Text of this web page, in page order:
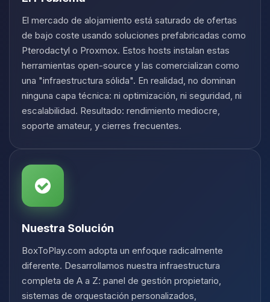
El mercado de alojamiento está saturado de ofertas
de bajo coste usando soluciones prefabricadas como
Pterodactyl o Proxmox. Estos hosts instalan estas
herramientas open-source y las comercializan como
una "infraestructura sólida". En realidad, no dominan
ninguna capa técnica: ni optimización, ni seguridad, ni
escalabilidad. Resultado: rendimiento mediocre,
soporte amateur, y cierres frecuentes.
Nuestra Solución
BoxToPlay.com adopta un enfoque radicalmente
diferente. Desarrollamos nuestra infraestructura
completa de A a Z: panel de gestión propietario,
sistemas de orquestación personalizados,